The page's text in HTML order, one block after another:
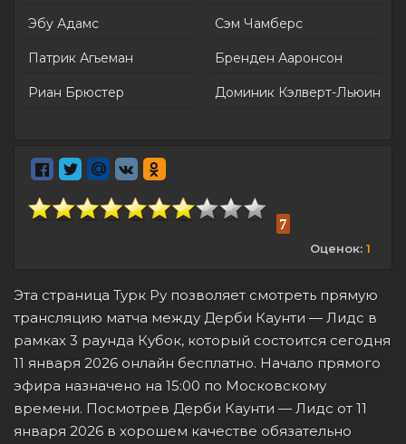
Эта страница Турк Ру позволяет смотреть прямую
трансляцию матча между Дерби Каунти — Лидс в
рамках 3 раунда Кубок, который состоится сегодня
11 января 2026 онлайн бесплатно. Начало прямого
эфира назначено на 15:00 по Московскому
времени. Посмотрев Дерби Каунти — Лидс от 11
января 2026 в хорошем качестве обязательно
Эбу Адамс
Патрик Агьеман
Риан Брюстер
Сэм Чамберс
Бренден Ааронсон
Доминик Кэлверт-Льюин
7
Оценок: 1